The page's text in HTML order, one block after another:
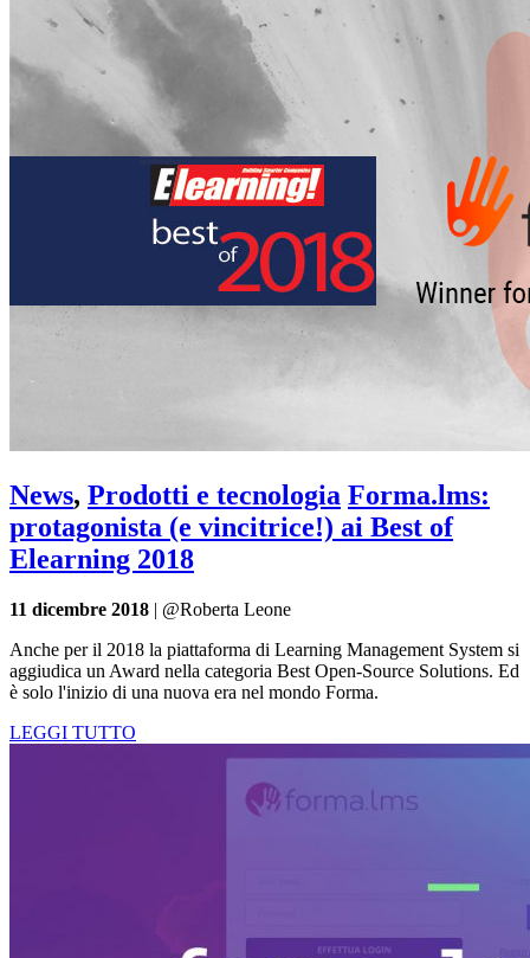
News, Prodotti e tecnologia Forma.lms:
protagonista (e vincitrice!) ai Best of
Elearning 2018
11 dicembre 2018 | @Roberta Leone
Anche per il 2018 la piattaforma di Learning Management System si
aggiudica un Award nella categoria Best Open-Source Solutions. Ed
è solo l'inizio di una nuova era nel mondo Forma.
LEGGI TUTTO